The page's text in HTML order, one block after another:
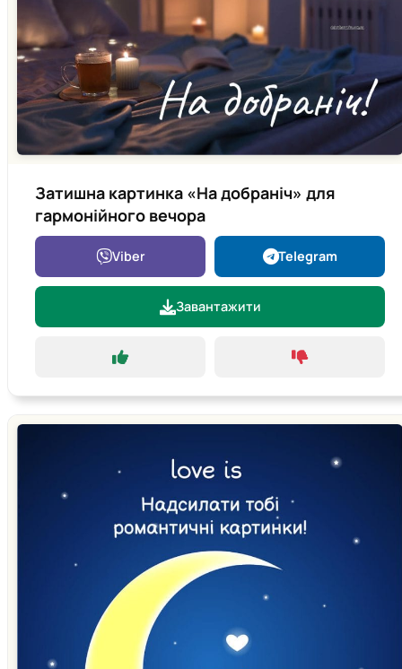
Затишна картинка «На добраніч» для
гармонійного вечора
Viber Telegram
Завантажити